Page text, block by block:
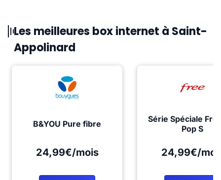
Les meilleures box internet à Saint-
Appolinard
B&YOU Pure fibre
24,99€/mois
Série Spéciale
Pop S
24,99€/